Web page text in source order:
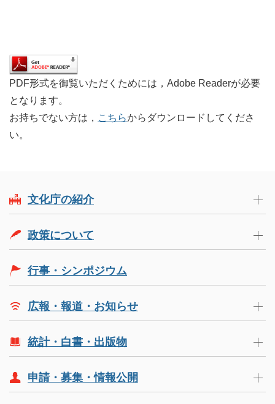
PDF形式を御覧いただくためには，Adobe Readerが必要
となります。
お持ちでない方は， こちらからダウンロードしてくださ
い。
文化庁の紹介
政策について
行事・シンポジウム
広報・報道・お知らせ
統計・白書・出版物
申請・募集・情報公開